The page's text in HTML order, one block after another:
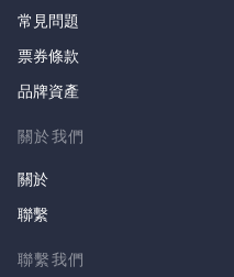
常見問題
票券條款
品牌資產
關於我們
關於
聯繫
聯繫我們